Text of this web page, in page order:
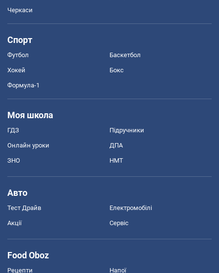
Черкаси
Спорт
Футбол Баскетбол
Хокей Бокс
Формула-1
Моя школа
ГДЗ Підручники
Онлайн уроки ДПА
ЗНО НМТ
Авто
Тест Драйв Електромобілі
Акції Сервіс
Food Oboz
Рецепти Напої